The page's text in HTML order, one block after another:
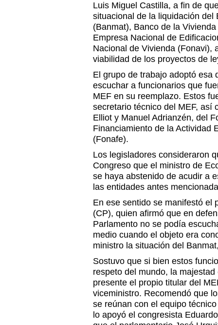
Luis Miguel Castilla, a fin de
situacional de la liquidación del
(Banmat), Banco de la
Empresa Nacional de
Nacional de Vivienda (Fonavi),
viabilidad de los proyectos de
El grupo de trabajo adoptó esa
escuchar a funcionarios que
MEF en su reemplazo. Estos
secretario técnico del MEF, así
Elliot y Manuel Adrianzén, del
Financiamiento de la Actividad
(Fonafe).
Los legisladores consideraron
Congreso que el ministro de
se haya abstenido de acudir a
las entidades antes
En ese sentido se manifestó el
(CP), quien afirmó que en
Parlamento no se podía
medio cuando el objeto era
ministro la situación del
Sostuvo que si bien estos
respeto del mundo, la
presente el propio titular del
viceministro. Recomendó que
se reúnan con el equipo
lo apoyó el congresista